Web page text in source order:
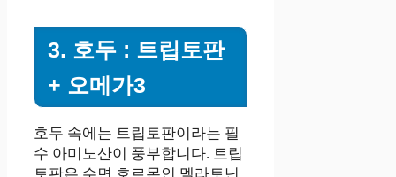
3. 호두 : 트립토판
+ 오메가3
호두 속에는 트립토판이라는 필
수 아미노산이 풍부합니다. 트립
토판은 수면 호르몬인 멜라토닌